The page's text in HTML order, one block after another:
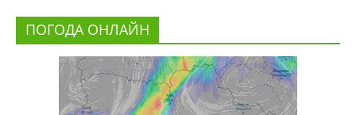
ПОГОДА ОНЛАЙН